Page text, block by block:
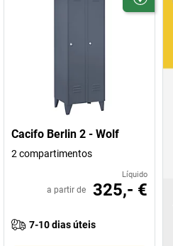
Cacifo Berlin 2 - Wolf
2 compartimentos
Líquido
a partir de 325,- €
7-10 dias úteis